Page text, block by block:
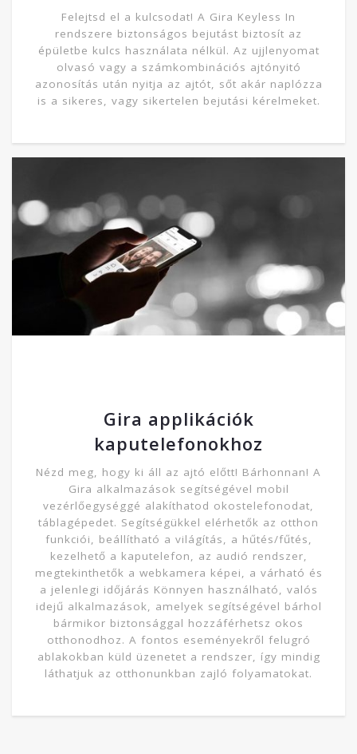
Felejtsd el a kulcsodat! A Gira Keyless In
rendszere biztonságos bejutást biztosít az
épületbe kulcs használata nélkül. Az ujjlenyomat
olvasó vagy a számkombinációs ajtónyitó
azonosítás után nyitja az ajtót, sőt akár naplózza
is a sikeres, vagy sikertelen bejutási kérelmeket.
Gira applikációk
kaputelefonokhoz
Nézd meg, hogy ki áll az ajtó előtt! Bárhonnan! A
Gira alkalmazások segítségével mobil
vezérlőegységgé alakíthatod okostelefonodat,
táblagépedet. Segítségükkel elérhetők az otthon
funkciói, beállítható a világítás, a hűtés/fűtés,
kezelhető a kaputelefon, az audió rendszer,
megtekinthetők a webkamera képei, a várható és
a jelenlegi időjárás Könnyen használható, valós
idejű alkalmazások, amelyek segítségével bárhol
bármikor biztonsággal hozzáférhetsz okos
otthonodhoz. A fontos eseményekről felugró
ablakokban küld üzenetet a rendszer, így mindig
láthatjuk az otthonunkban zajló folyamatokat.